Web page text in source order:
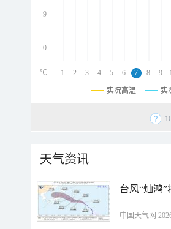
9
0
1 2 3 4 5 6 7 8 9
℃
实况高温 实
天气资讯
台风“灿鸿
中国天气网